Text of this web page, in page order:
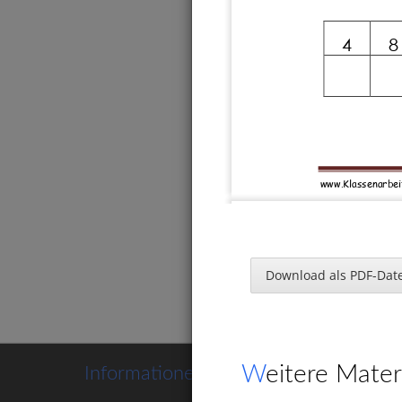
4 8
1. Die
6 : 2 =
Download als PDF-
Weitere
bis 20
Informationen